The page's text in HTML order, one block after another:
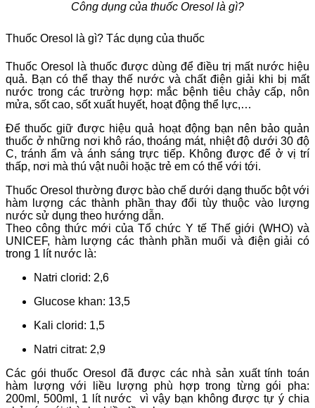
Công dụng của thuốc Oresol là gì?
Thuốc Oresol là gì? Tác dụng của thuốc
Thuốc Oresol là thuốc được dùng để điều trị mất nước hiệu
quả. Bạn có thể thay thế nước và chất điện giải khi bị mất
nước trong các trường hợp: mắc bệnh tiêu chảy cấp, nôn
mửa, sốt cao, sốt xuất huyết, hoạt động thể lực,…
Để thuốc giữ được hiệu quả hoạt động bạn nên bảo quản
thuốc ở những nơi khô ráo, thoáng mát, nhiệt độ dưới 30 độ
C, tránh ẩm và ánh sáng trực tiếp. Không được để ở vị trí
thấp, nơi mà thú vật nuôi hoặc trẻ em có thể với tới.
Thuốc Oresol thường được bào chế dưới dạng thuốc bột với
hàm lượng các thành phần thay đổi tùy thuộc vào lượng
nước sử dụng theo hướng dẫn.
Theo công thức mới của Tổ chức Y tế Thế giới (WHO) và
UNICEF, hàm lượng các thành phần muối và điện giải có
trong 1 lít nước là:
Natri clorid: 2,6
Glucose khan: 13,5
Kali clorid: 1,5
Natri citrat: 2,9
Các gói thuốc Oresol đã được các nhà sản xuất tính toán
hàm lượng với liều lượng phù hợp trong từng gói pha:
200ml, 500ml, 1 lít nước vì vậy bạn không được tự ý chia